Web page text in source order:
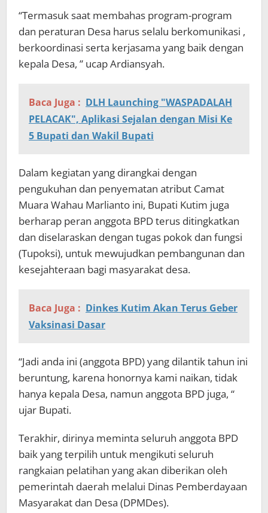
“Termasuk saat membahas program-program
dan peraturan Desa harus selalu berkomunikasi ,
berkoordinasi serta kerjasama yang baik dengan
kepala Desa, ” ucap Ardiansyah.
Baca Juga : DLH Launching "WASPADALAH
PELACAK", Aplikasi Sejalan dengan Misi Ke
5 Bupati dan Wakil Bupati
Dalam kegiatan yang dirangkai dengan
pengukuhan dan penyematan atribut Camat
Muara Wahau Marlianto ini, Bupati Kutim juga
berharap peran anggota BPD terus ditingkatkan
dan diselaraskan dengan tugas pokok dan fungsi
(Tupoksi), untuk mewujudkan pembangunan dan
kesejahteraan bagi masyarakat desa.
Baca Juga : Dinkes Kutim Akan Terus Geber
Vaksinasi Dasar
“Jadi anda ini (anggota BPD) yang dilantik tahun ini
beruntung, karena honornya kami naikan, tidak
hanya kepala Desa, namun anggota BPD juga, “
ujar Bupati.
Terakhir, dirinya meminta seluruh anggota BPD
baik yang terpilih untuk mengikuti seluruh
rangkaian pelatihan yang akan diberikan oleh
pemerintah daerah melalui Dinas Pemberdayaan
Masyarakat dan Desa (DPMDes).